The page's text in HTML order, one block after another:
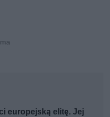
europejską elitę. Jej